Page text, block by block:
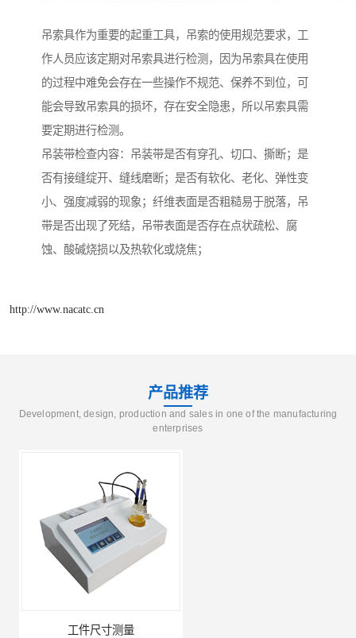
吊索具作为重要的起重工具，吊索的使用规范要求，工
作人员应该定期对吊索具进行检测，因为吊索具在使用
的过程中难免会存在一些操作不规范、保养不到位，可
能会导致吊索具的损坏，存在安全隐患，所以吊索具需
要定期进行检测。
吊装带检查内容：吊装带是否有穿孔、切口、撕断；是
否有接缝绽开、缝线磨断；是否有软化、老化、弹性变
小、强度减弱的现象；纤维表面是否粗糙易于脱落，吊
带是否出现了死结，吊带表面是否存在点状疏松、腐
蚀、酸碱烧损以及热软化或烧焦；
http://www.nacatc.cn
产品推荐
Development, design, production and sales in one of the manufacturing
enterprises
工件尺寸测量